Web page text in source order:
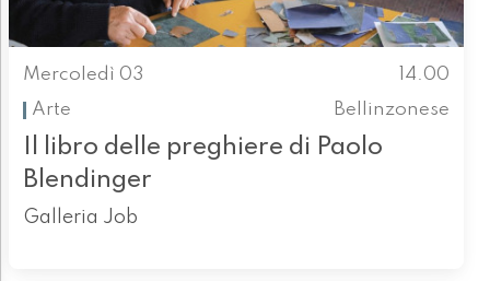
Mercoledì 03
14.00
Arte
Bellinzonese
Il libro delle preghiere di Paolo
Blendinger
Galleria Job